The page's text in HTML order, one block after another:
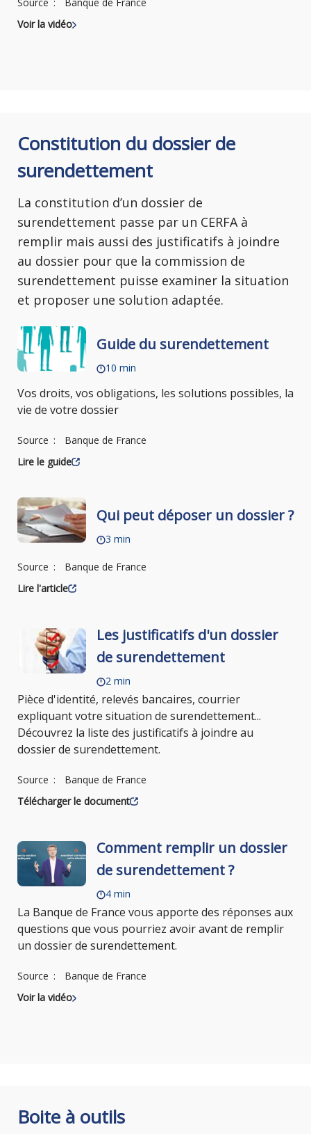
Voir la vidéo
Constitution du dossier de
surendettement
La constitution d’un dossier de
surendettement passe par un CERFA à
remplir mais aussi des justificatifs à joindre
au dossier pour que la commission de
surendettement puisse examiner la situation
et proposer une solution adaptée.
Guide du surendettement
10 min
Vos droits, vos obligations, les solutions possibles, la
vie de votre dossier
Source
Banque de France
Lire le guide
Qui peut déposer un dossier ?
3 min
Source
Banque de France
Lire l'article
Les justificatifs d'un dossier
de surendettement
2 min
Pièce d'identité, relevés bancaires, courrier
expliquant votre situation de surendettement...
Découvrez la liste des justificatifs à joindre au
dossier de surendettement.
Source
Banque de France
Télécharger le document
Comment remplir un dossier
de surendettement ?
4 min
La Banque de France vous apporte des réponses aux
questions que vous pourriez avoir avant de remplir
un dossier de surendettement.
Source
Banque de France
Voir la vidéo
Boite à outils